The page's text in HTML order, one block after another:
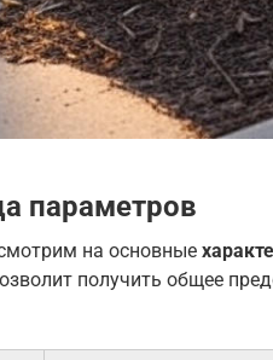
параметров
на основные
получить общее